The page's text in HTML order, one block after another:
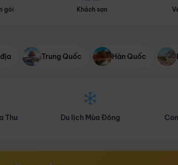
gói Khách sạn
Trung Quốc Hàn Quốc
Đông Combo Du lịch Tour